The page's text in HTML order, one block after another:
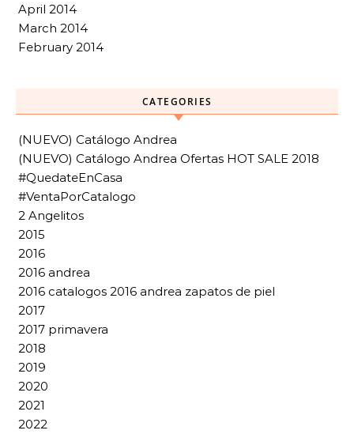
April 2014
March 2014
February 2014
CATEGORIES
(NUEVO) Catálogo Andrea
(NUEVO) Catálogo Andrea Ofertas HOT SALE 2018
#QuedateEnCasa
#VentaPorCatalogo
2 Angelitos
2015
2016
2016 andrea
2016 catalogos 2016 andrea zapatos de piel
2017
2017 primavera
2018
2019
2020
2021
2022